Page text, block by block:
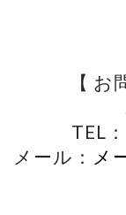
【
TEL
メール： メ